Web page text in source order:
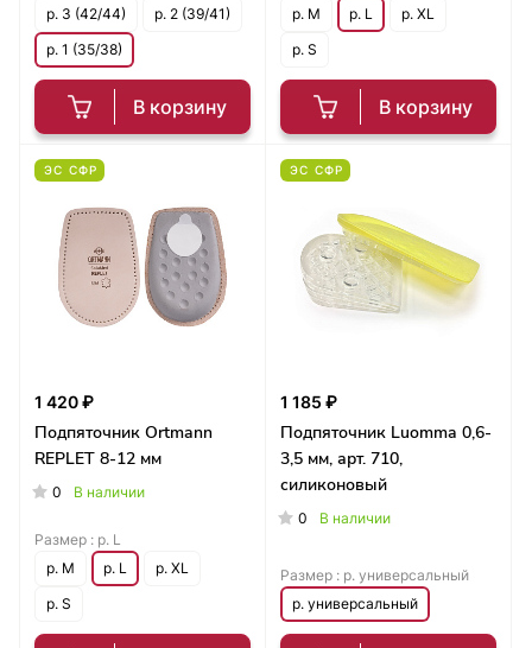
В корзину
р. 3 (42/44)
р. 2 (39/41)
р. 1 (35/38)
В корзину
р. M
р. L
р. XL
р. S
ЭС СФР
1 420 ₽
Подпяточник Ortmann
REPLET 8-12 мм
0 В наличии
Размер : р. L
р. M
р. L
р. XL
р. S
ЭС СФР
1 185 ₽
Подпяточник Luomma 0,6-
3,5 мм, арт. 710,
силиконовый
0 В наличии
Размер : р. универсальный
р. универсальный